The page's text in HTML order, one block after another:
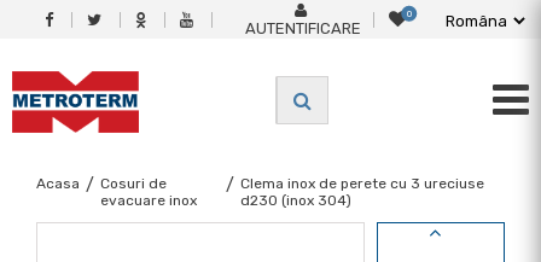
AUTENTIFICARE
0
Acasa / Cosuri de
evacuare inox
/ Clema inox de perete cu 3 ureciuse
d230 (inox 304)